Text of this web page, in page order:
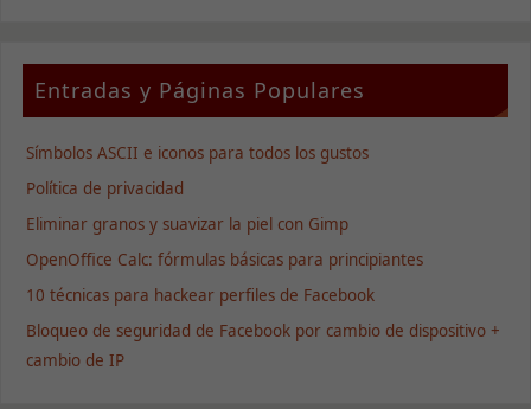
Entradas y Páginas Populares
Símbolos ASCII e iconos para todos los gustos
Política de privacidad
Eliminar granos y suavizar la piel con Gimp
OpenOffice Calc: fórmulas básicas para principiantes
10 técnicas para hackear perfiles de Facebook
Bloqueo de seguridad de Facebook por cambio de dispositivo +
cambio de IP